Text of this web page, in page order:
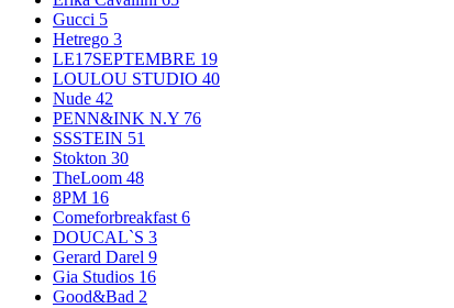
Gucci 5
Hetrego 3
LE17SEPTEMBRE 19
LOULOU STUDIO 40
Nude 42
PENN&INK N.Y 76
SSSTEIN 51
Stokton 30
TheLoom 48
8PM 16
Comeforbreakfast 6
DOUCAL`S 3
Gerard Darel 9
Gia Studios 16
Good&Bad 2